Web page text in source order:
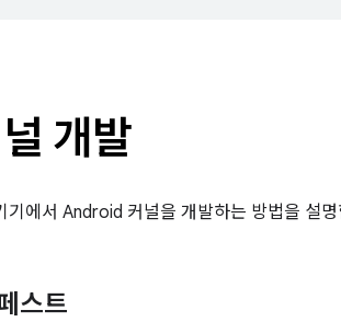
개발
에서 Android 커널을 개발하는 방법을 설명
스트